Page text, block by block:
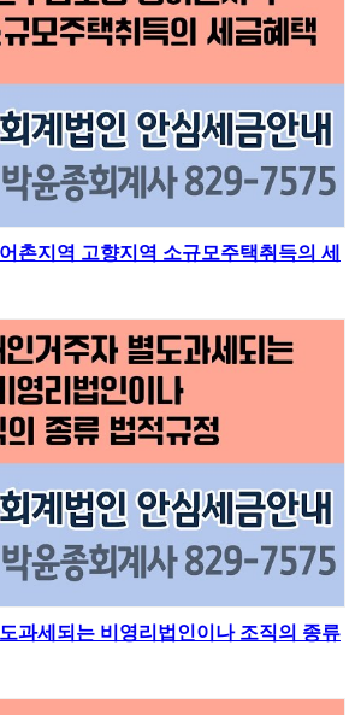
촌지역 고향지역 소규모주택취득의 세
과세되는 비영리법인이나 조직의 종류